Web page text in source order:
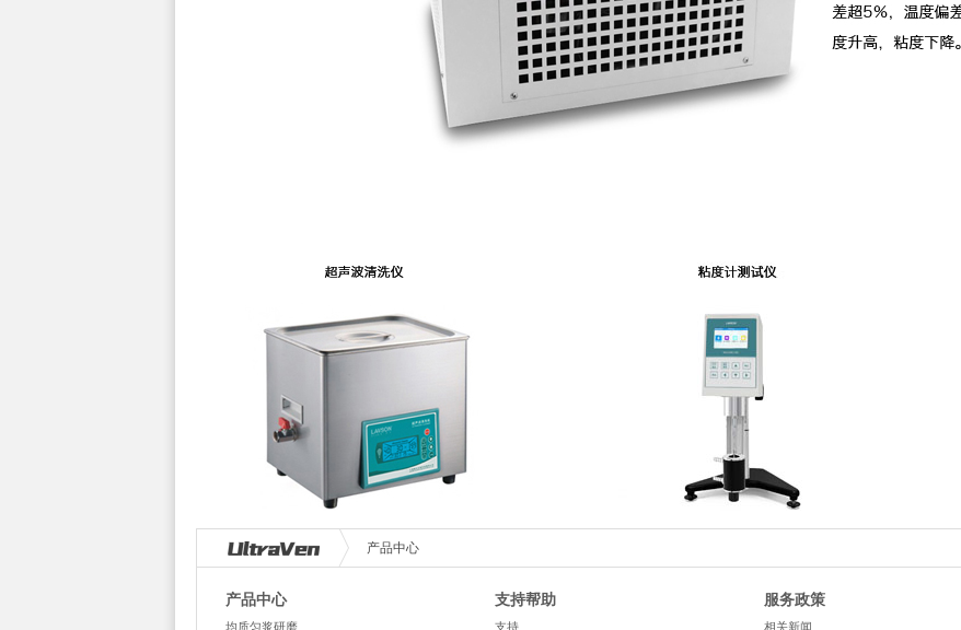
产品中心
产品中心
均质匀浆研磨
支持帮助
支持
服务政策
相关新闻